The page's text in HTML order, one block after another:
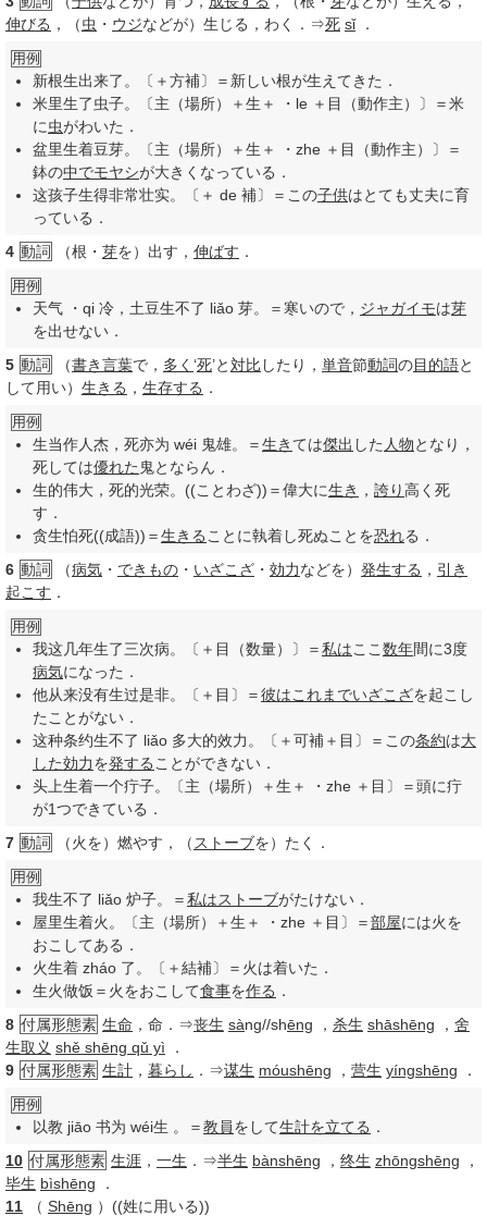
伸びる ，（虫 ・ ウジなどが）生じる，わく．⇒死 sǐ．
用例
新根生出来了。〔＋方補〕＝新しい根が生えてきた．
米里生了虫子。〔主（場所）＋生＋ ・le ＋目（動作主）〕＝米
に虫がわいた．
盆里生着豆芽。〔主（場所）＋生＋ ・zhe ＋目（動作主）〕＝
鉢の中でモヤシが大きくなっている．
这孩子生得非常壮实。〔＋ de 補〕＝この子供はとても丈夫に育
っている．
4 動詞 （根・ 芽を）出す， 伸ばす ．
用例
天气 ・qi 冷，土豆生不了 liǎo 芽。＝寒いので， ジャガイモは芽
を出せない．
5 動詞 （書き言葉で， 多く ‘死’と対比 したり， 単音節動詞の目的語と
して用い） 生きる ， 生存する ．
用例
生当作人杰，死亦为 wéi 鬼雄。＝生き ては傑出 した 人物となり，
死しては優れた 鬼とならん．
生的伟大，死的光荣。((ことわざ))＝偉大に生き ， 誇り高く死
す．
贪生怕死((成語))＝生きる ことに執着し死ぬことを恐れる．
6 動詞 （病気 ・ できもの ・ いざこざ ・ 効力などを） 発生する ， 引き
起こす ．
用例
我这几年生了三次病。〔＋目（数量）〕＝私はここ 数年間に3度
病気になった．
他从来没有生过是非。〔＋目〕＝彼はこれまでいざこざを起こし
たことがない．
这种条约生不了 liǎo 多大的效力。〔＋可補＋目〕＝この条約は大
した効力を発する ことができない．
头上生着一个疔子。〔主（場所）＋生＋ ・zhe ＋目〕＝頭に疔
が1つできている．
7 動詞 （火を）燃やす，（ ストーブを）たく．
用例
我生不了 liǎo 炉子。＝私はストーブがたけない．
屋里生着火。〔主（場所）＋生＋ ・zhe ＋目〕＝部屋には火を
おこしてある．
火生着 zháo 了。〔＋結補〕＝火は着いた．
生火做饭＝火をおこして食事を作る ．
8 付属形態素 生命 ，命．⇒丧生 sàng//shēng ， 杀生 shāshēng ， 舍
生取义 shě shēng qǔ yì ．
9 付属形態素 生計 ， 暮らし ．⇒谋生 móushēng ， 营生 yíngshēng ．
用例
以教 jiāo 书为 wéi生 。＝教員をして生計を立てる ．
10 付属形態素 生涯 ， 一生 ．⇒半生 bànshēng ， 终生 zhōngshēng ，
毕生 bìshēng ．
11
（ Shēng ）((姓に用いる))